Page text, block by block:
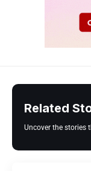
Related
Uncover the stories